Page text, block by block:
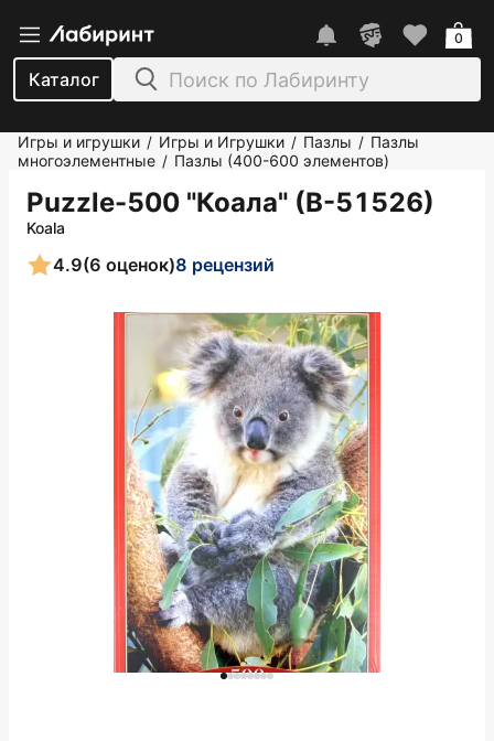
Каталог
0
Игры и игрушки / Игры и Игрушки / Пазлы / Пазлы
многоэлементные / Пазлы (400-600 элементов)
Puzzle-500 "Коала" (В-51526)
Koala
4.9(6 оценок)8 рецензий